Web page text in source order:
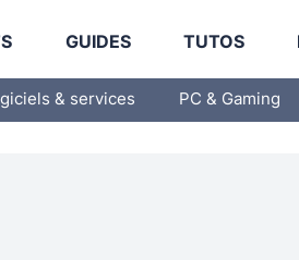
GUIDES TUTOS
& services PC & Gaming